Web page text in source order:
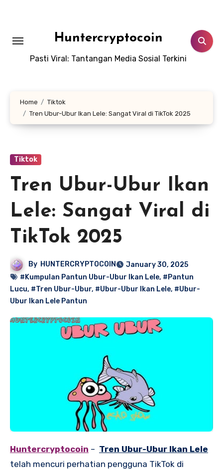
Huntercryptocoin
Pasti Viral: Tantangan Media Sosial Terkini
Home
Tiktok
Tren Ubur-Ubur Ikan Lele: Sangat Viral di TikTok 2025
Tiktok
Tren Ubur-Ubur Ikan
Lele: Sangat Viral di
TikTok 2025
By HUNTERCRYPTOCOIN
January 30, 2025
#Kumpulan Pantun Ubur-Ubur Ikan Lele, #Pantun
Lucu, #Tren Ubur-Ubur, #Ubur-Ubur Ikan Lele, #Ubur-
Ubur Ikan Lele Pantun
Huntercryptocoin – Tren Ubur-Ubur Ikan Lele
telah mencuri perhatian pengguna TikTok di